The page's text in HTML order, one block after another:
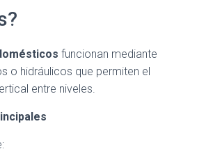
funcionan mediante
o hidráulicos que permiten el
entre niveles.